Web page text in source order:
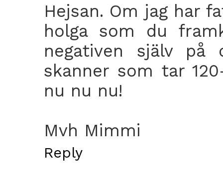
Hejsan. Om jag har
holga som du
negativen själv
skanner som tar
nu nu nu!
Mvh Mimmi
Reply